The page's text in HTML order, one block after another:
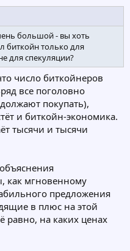
большой - вы хоть
биткойн только для
для спекуляции?
число биткойнеров
все поголовно
покупать),
и биткойн-экономика.
тысячи и тысячи
как мгновенному
предложения
в плюс на этой
равно, на каких ценах